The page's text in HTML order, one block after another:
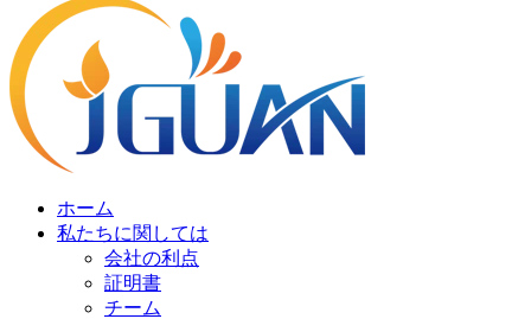
ホーム
私たちに関しては
会社の利点
証明書
チーム